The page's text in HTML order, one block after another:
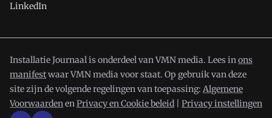
LinkedIn
Installatie Journaal is onderdeel van VMN media. Lees inons
manifestwaar VMN media voor staat. Op gebruik van deze
site zijn de volgende regelingen van toepassing: Algemene
VoorwaardenenPrivacy en Cookie beleid Privacy instellingen